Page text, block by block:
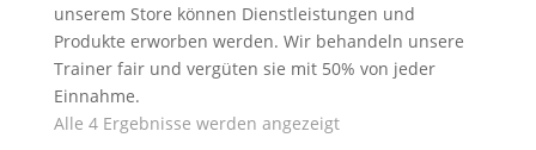
unserem Store können Dienstleistungen und
Produkte erworben werden. Wir behandeln unsere
Trainer fair und vergüten sie mit 50% von jeder
Einnahme.
Alle 4 Ergebnisse werden angezeigt